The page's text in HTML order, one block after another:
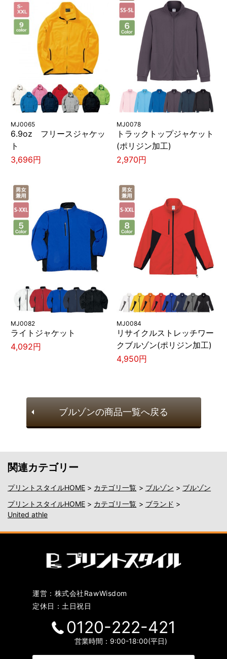
MJ0065
6.9oz フリースジャケッ
ト
3,696円
MJ0078
トラックトップジャケット
(ポリジン加工)
2,970円
MJ0082
ライトジャケット
4,092円
MJ0084
リサイクルストレッチワー
クブルゾン(ポリジン加工)
4,950円
ブルゾンの商品一覧へ戻る
関連カテゴリー
プリントスタイルHOME > カテゴリ一覧 > ブルゾン > ブルゾン
プリントスタイルHOME > カテゴリ一覧 > ブランド >
United athle
運営：株式会社RawWisdom
定休日：土日祝日
0120-222-421
営業時間：9:00-18:00(平日)